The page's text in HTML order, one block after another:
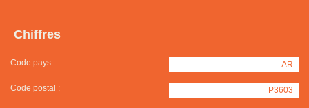
Chiffres
Code pays : AR
Code postal : P3603